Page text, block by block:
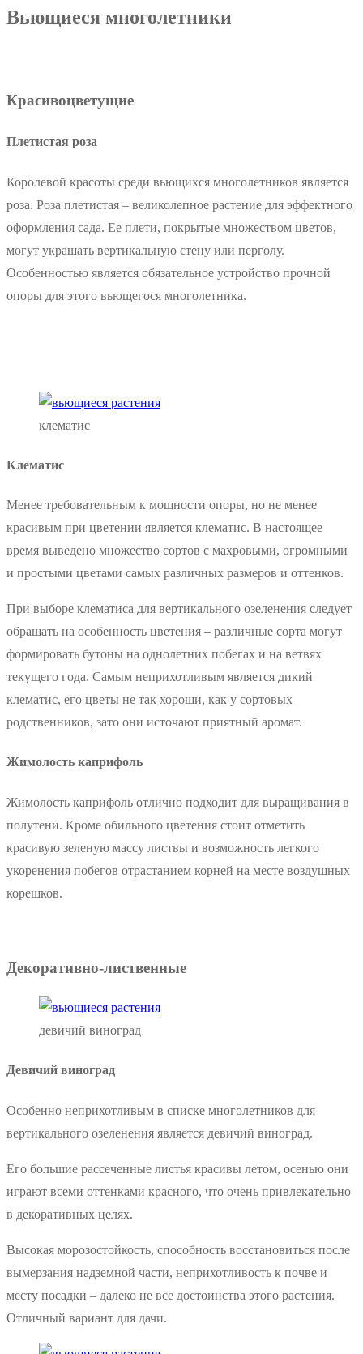
Вьющиеся многолетники
Красивоцветущие
Плетистая роза
Королевой красоты среди вьющихся многолетников является
роза. Роза плетистая – великолепное растение для эффектного
оформления сада. Ее плети, покрытые множеством цветов,
могут украшать вертикальную стену или перголу.
Особенностью является обязательное устройство прочной
опоры для этого вьющегося многолетника.
клематис
Клематис
Менее требовательным к мощности опоры, но не менее
красивым при цветении является клематис. В настоящее
время выведено множество сортов с махровыми, огромными
и простыми цветами самых различных размеров и оттенков.
При выборе клематиса для вертикального озеленения следует
обращать на особенность цветения – различные сорта могут
формировать бутоны на однолетних побегах и на ветвях
текущего года. Самым неприхотливым является дикий
клематис, его цветы не так хороши, как у сортовых
родственников, зато они источают приятный аромат.
Жимолость каприфоль
Жимолость каприфоль отлично подходит для выращивания в
полутени. Кроме обильного цветения стоит отметить
красивую зеленую массу листвы и возможность легкого
укоренения побегов отрастанием корней на месте воздушных
корешков.
Декоративно-лиственные
девичий виноград
Девичий виноград
Особенно неприхотливым в списке многолетников для
вертикального озеленения является девичий виноград.
Его большие рассеченные листья красивы летом, осенью они
играют всеми оттенками красного, что очень привлекательно
в декоративных целях.
Высокая морозостойкость, способность восстановиться после
вымерзания надземной части, неприхотливость к почве и
месту посадки – далеко не все достоинства этого растения.
Отличный вариант для дачи.